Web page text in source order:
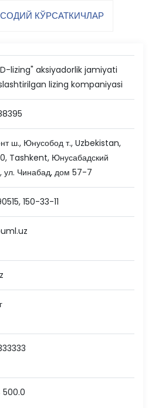
КЎРСАТКИЧЛАР
lizing" aksiyadorlik jamiyati
lizing kompaniyasi
ш., Юнусобод т., Uzbekistan,
Tashkent, Юнусабадский
ул. Чинабад, дом 57-7
150-33-11